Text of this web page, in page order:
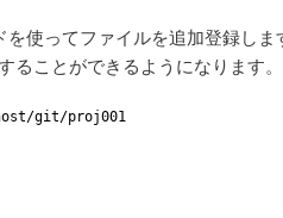
使ってファイルを追加登録しま
ことができるようになります。
/git/proj001